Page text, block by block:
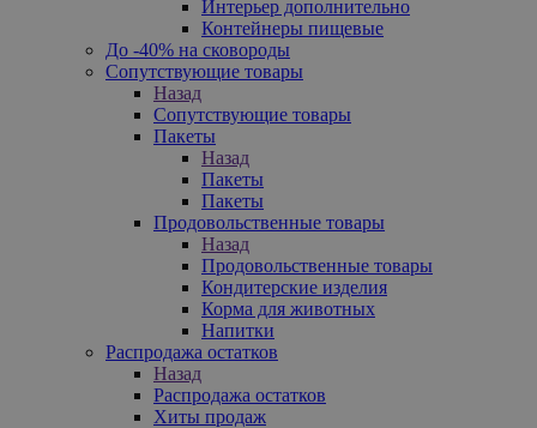
Интерьер дополнительно
Контейнеры пищевые
До -40% на сковороды
Сопутствующие товары
Назад
Сопутствующие товары
Пакеты
Назад
Пакеты
Пакеты
Продовольственные товары
Назад
Продовольственные товары
Кондитерские изделия
Корма для животных
Напитки
Распродажа остатков
Назад
Распродажа остатков
Хиты продаж